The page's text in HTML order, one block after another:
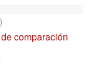
comparación